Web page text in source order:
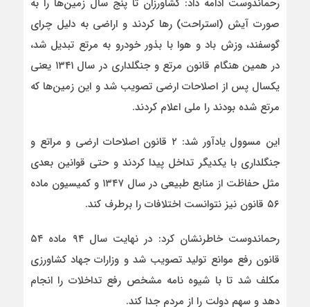
صورت آیش (استراحت) رها کردند و اراضی به دلیل چرای
گوسفند، وزش باد و هوا با بذور خودرو به مرتع تبدیل شد،
در همین هنگام قانون مرتع و جنگلداری در سال ۱۳۴۱ یعنی
یکسال پس از اصلاحات ارضی تصویب شد و این زمین‌ها که
مرتع شده بودند را ملی اعلام کردند.
این مسوول یادآور شد: ۲ قانون اصلاحات ارضی و مراتع و
جنگلداری با یکدیگر تداخل پیدا کردند و حتی قوانین بعدی
مثل حفاظت از منابع طبیعی در سال ۱۳۴۷ و کمیسیون ماده
۵۶ قانون نیز نتوانست اختلافات را برطرف کند.
رحماندوست خاطرنشان کرد: در نهایت سال ۹۴ ماده ۵۴
قانون رفع موانع تولید تصویب شد و وزارات جهاد کشاورزی
مکلف شد تا با شیوه نامه مشخص رفع تداخلات را انجام
دهد و سهم دولت را از مردم جدا کند.